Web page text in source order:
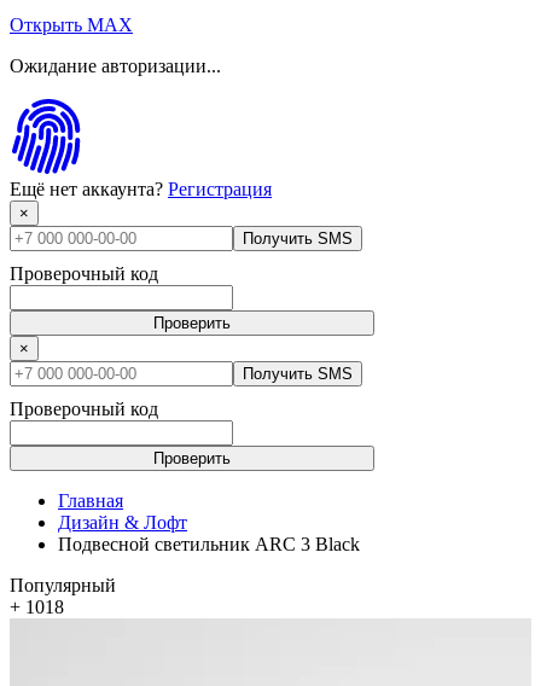
Открыть MAX
Ожидание авторизации...
Ещё нет аккаунта? Регистрация
×
Получить SMS
Проверочный код
Проверить
×
Получить SMS
Проверочный код
Проверить
Главная
Дизайн & Лофт
Подвесной светильник ARC 3 Black
Популярный
+ 1018